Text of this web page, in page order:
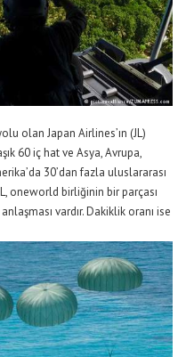
olan Japan Airlines’ın (JL)
60 iç hat ve Asya, Avrupa,
30’dan fazla uluslararası
oneworld birliğinin bir parçası
vardır. Dakiklik oranı ise